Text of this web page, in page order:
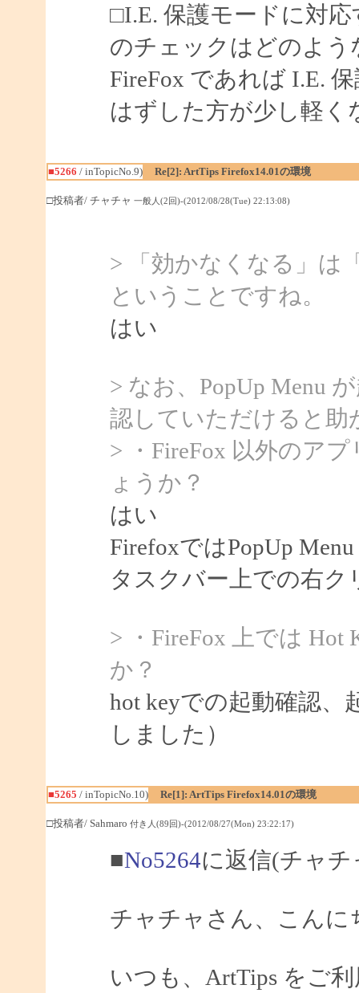
□I.E. 保護モードに対応
のチェックはどのよう
FireFox であれば I.E.
はずした方が少し軽く
■5266 / inTopicNo.9) Re[2]: ArtTips Firefox14.01の環境
□投稿者/ チャチャ 一般人(2回)-(2012/08/28(Tue) 22:13:08)
> 「効かなくなる」は
ということですね。
はい
> なお、PopUp Menu
認していただけると助
> ・FireFox 以外のア
ょうか？
はい
FirefoxではPopUp
タスクバー上での右ク
> ・FireFox 上では
か？
hot keyでの起動確認
しました）
■5265 / inTopicNo.10) Re[1]: ArtTips Firefox14.01の環境
□投稿者/ Sahmaro 付き人(89回)-(2012/08/27(Mon) 23:22:17)
■No5264に返信(チャ
チャチャさん、こんに
いつも、ArtTips をご